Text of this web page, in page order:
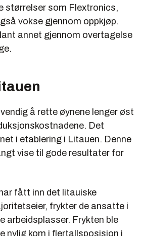
størrelser som Flextronics,
vokse gjennom oppkjøp.
annet gjennom overtagelse
å rette øynene lenger øst
Det
i etablering i Litauen. Denne
vise til gode resultater for
fått inn det litauiske
frykter de ansatte i
arbeidsplasser. Frykten ble
nylig kom i flertallsposisjon i